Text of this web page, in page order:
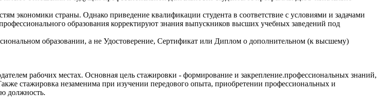
экономики страны. Однако приведение квалификации студента в соответствие с условиями и задачами
образования корректируют знания выпускников высших учебных заведений под
образовании, а не Удостоверение, Сертификат или Диплом о дополнительном (к высшему)
рабочих местах. Основная цель стажировки - формирование и закрепление.профессиональных знаний,
стажировка незаменима при изучении передового опыта, приобретении профессиональных и
должность.